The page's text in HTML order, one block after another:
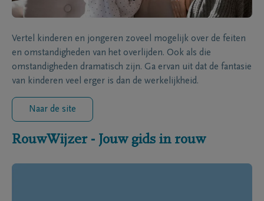
Vertel kinderen en jongeren zoveel mogelijk over de feiten
en omstandigheden van het overlijden. Ook als die
omstandigheden dramatisch zijn. Ga ervan uit dat de fantasie
van kinderen veel erger is dan de werkelijkheid.
Naar de site
RouwWijzer - Jouw gids in rouw